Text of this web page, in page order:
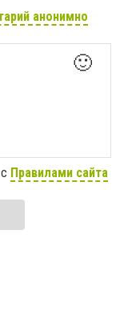
анонимно
🙂
Правилами сайта